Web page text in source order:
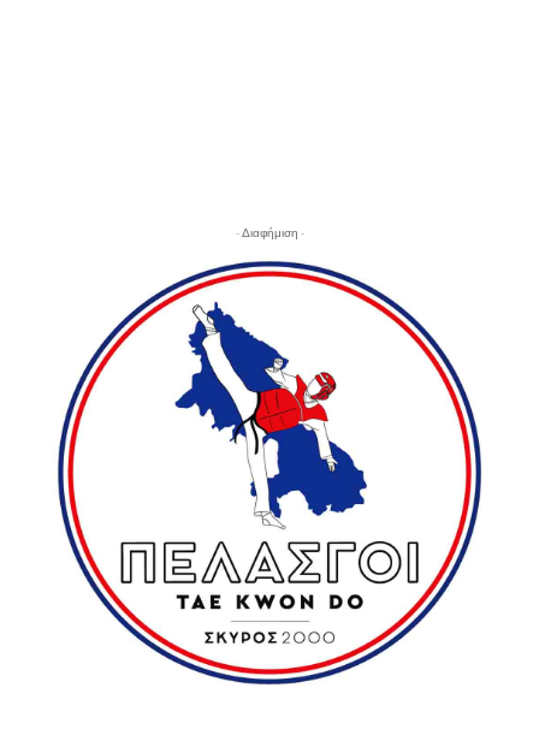
- Διαφήμιση -